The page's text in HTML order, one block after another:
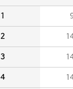
1
2
3
4